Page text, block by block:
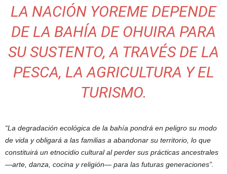
LA NACIÓN YOREME DEPENDE
DE LA BAHÍA DE OHUIRA PARA
SU SUSTENTO, A TRAVÉS DE LA
PESCA, LA AGRICULTURA Y EL
TURISMO.
“La degradación ecológica de la bahía pondrá en peligro su modo
de vida y obligará a las familias a abandonar su territorio, lo que
constituirá un etnocidio cultural al perder sus prácticas ancestrales
—arte, danza, cocina y religión— para las futuras generaciones”.